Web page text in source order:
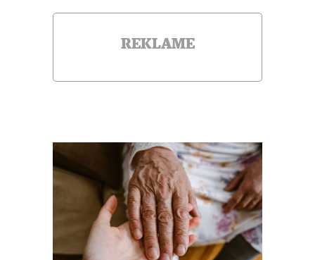
REKLAME